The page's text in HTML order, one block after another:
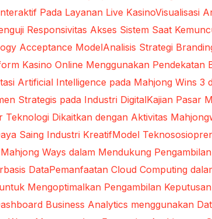
Pada Layanan Live KasinoVisualisasi
Responsivitas Akses Sistem Saat
Acceptance ModelAnalisis Strategi
Kasino Online Menggunakan Pendekatan
Artificial Intelligence pada Mahjong Wins 3
Strategis pada Industri DigitalKajian Pasar
Dikaitkan dengan Aktivitas
Saing Industri KreatifModel
Ways dalam Mendukung
DataPemanfaatan Cloud Computing
Mengoptimalkan Pengambilan
Business Analytics menggunakan